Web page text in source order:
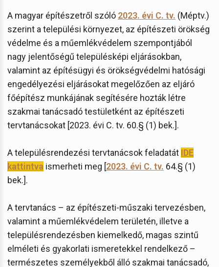
A magyar építészetről szóló 2023. évi C. tv. (Méptv.)
szerint a települési környezet, az építészeti örökség
védelme és a műemlékvédelem szempontjából
nagy jelentőségű településképi eljárásokban,
valamint az építésügyi és örökségvédelmi hatósági
engedélyezési eljárásokat megelőzően az eljáró
főépítész munkájának segítésére hozták létre
szakmai tanácsadó testületként az építészeti
tervtanácsokat [2023. évi C. tv. 60.§ (1) bek.].
A településrendezési tervtanácsok feladatát IDE
kattintva ismerheti meg [2023. évi C. tv. 64.§ (1)
bek.].
A tervtanács – az építészeti-műszaki tervezésben,
valamint a műemlékvédelem területén, illetve a
településrendezésben kiemelkedő, magas szintű
elméleti és gyakorlati ismeretekkel rendelkező –
természetes személyekből álló szakmai tanácsadó,